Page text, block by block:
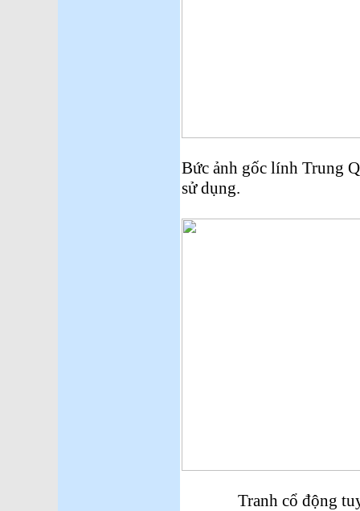
Bức ảnh gốc lính Trung
sử dụng.
Tranh cổ động